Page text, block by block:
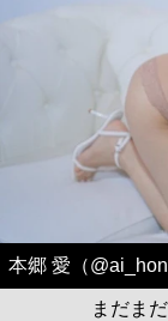
本郷 愛（
まだま